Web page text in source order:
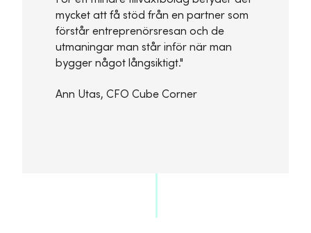
mycket att få stöd från en partner som
förstår entreprenörsresan och de
utmaningar man står inför när man
bygger något långsiktigt."
Ann Utas, CFO Cube Corner